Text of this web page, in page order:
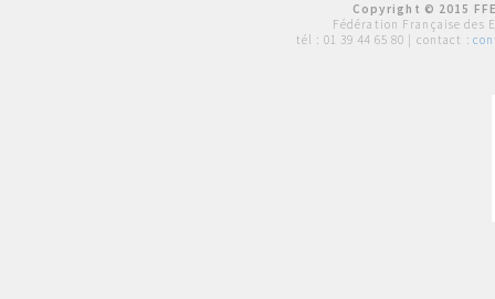
Copyright © 2015
Fédération Française des
tél : 01 39 44 65 80 | contact :